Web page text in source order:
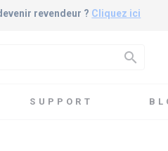
revendeur ? Cliquez ici
search
SUPPORT